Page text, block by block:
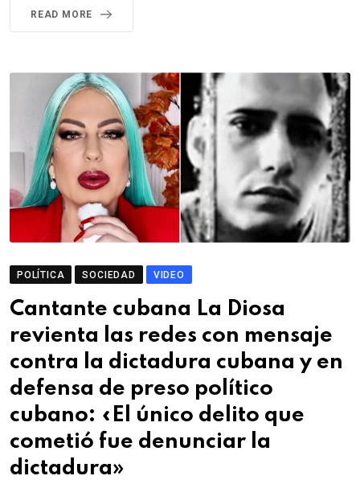
READ MORE
POLÍTICA SOCIEDAD VIDEO
Cantante cubana La Diosa
revienta las redes con mensaje
contra la dictadura cubana y en
defensa de preso político
cubano: «El único delito que
cometió fue denunciar la
dictadura»